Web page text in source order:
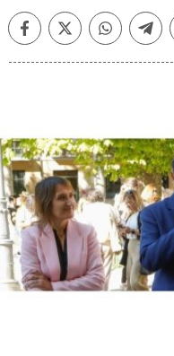
FacebookTwitterWhatsapp